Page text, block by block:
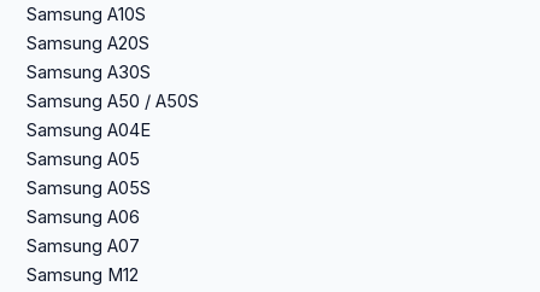
Samsung A10S
Samsung A20S
Samsung A30S
Samsung A50 / A50S
Samsung A04E
Samsung A05
Samsung A05S
Samsung A06
Samsung A07
Samsung M12